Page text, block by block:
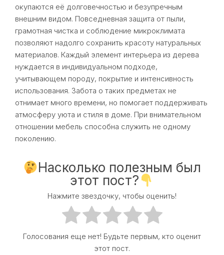
окупаются её долговечностью и безупречным
внешним видом. Повседневная защита от пыли,
грамотная чистка и соблюдение микроклимата
позволяют надолго сохранить красоту натуральных
материалов. Каждый элемент интерьера из дерева
нуждается в индивидуальном подходе,
учитывающем породу, покрытие и интенсивность
использования. Забота о таких предметах не
отнимает много времени, но помогает поддерживать
атмосферу уюта и стиля в доме. При внимательном
отношении мебель способна служить не одному
поколению.
Насколько полезным был
этот пост?
Нажмите звездочку, чтобы оценить!
Голосования еще нет! Будьте первым, кто оценит
этот пост.